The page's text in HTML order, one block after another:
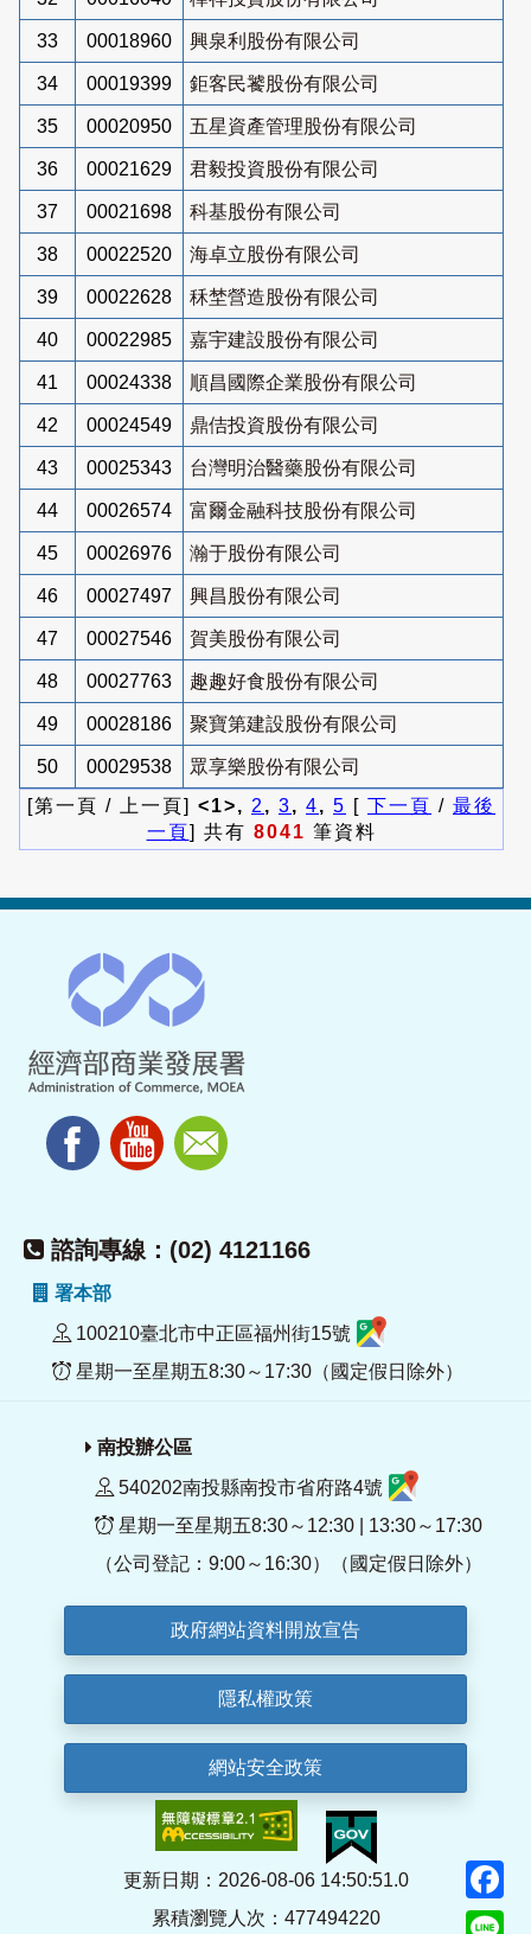
33 00018960 興泉利股份有限公司
34 00019399 鉅客民饕股份有限公司
35 00020950 五星資產管理股份有限公司
36 00021629 君毅投資股份有限公司
37 00021698 科基股份有限公司
38 00022520 海卓立股份有限公司
39 00022628 秝埜營造股份有限公司
40 00022985 嘉宇建設股份有限公司
41 00024338 順昌國際企業股份有限公司
42 00024549 鼎佶投資股份有限公司
43 00025343 台灣明治醫藥股份有限公司
44 00026574 富爾金融科技股份有限公司
45 00026976 瀚于股份有限公司
46 00027497 興昌股份有限公司
47 00027546 賀美股份有限公司
48 00027763 趣趣好食股份有限公司
49 00028186 聚寶第建設股份有限公司
50 00029538
眾享樂股份有限公司
[第一頁 / 上一頁] <1>, 2 , 3, 4, 5 [ 下一頁 / 最後
一頁] 共有 8041 筆資料
諮詢專線：(02) 4121166
署本部
100210臺北市中正區福州街15號
星期一至星期五8:30～17:30（國定假日除外）
南投辦公區
540202南投縣南投市省府路4號
星期一至星期五8:30～12:30 | 13:30～17:30
（公司登記：9:00～16:30）（國定假日除外）
政府網站資料開放宣告
隱私權政策
網站安全政策
更新日期：2026-08-06 14:50:51.0
累積瀏覽人次：477494220